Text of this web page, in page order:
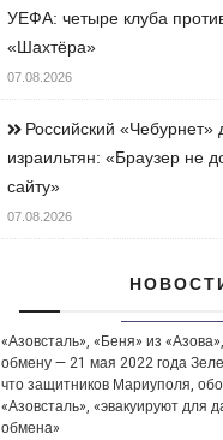
УЕФА: четыре клуба
«Шахтёра»
07.08.2026
Российский «Чебурнет»
израильтян: «Браузер не
сайту»
07.08.2026
«Азовсталь», «Беня» из
обмену — 21 мая 2022 года
что защитников Мариуполя,
«Азовсталь», «эвакуируют для
обмена»